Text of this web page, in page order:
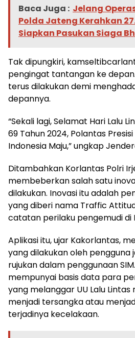
Baca Juga : Jelang
Polda Jateng Kerahkan
Siapkan Pasukan Siaga
Tak dipungkiri,
pengingat tantangan ke
terus dilakukan demi
depannya.
“Sekali lagi, Selamat Hari Lalu
69 Tahun 2024, Polantas
Indonesia Maju,” ungkap
Ditambahkan Korlantas Polri
membeberkan salah satu
dilakukan. Inovasi itu adalah
yang diberi nama Traffic
catatan perilaku pengemudi di
Aplikasi itu, ujar Kakorlantas,
yang dilakukan oleh pengguna
rujukan dalam penggunaan
mempunyai basis data para
yang melanggar UU Lalu Lintas
menjadi tersangka atau
terjadinya kecelakaan.